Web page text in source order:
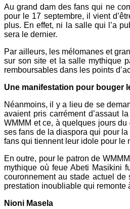
Au grand dam des fans qui ne
pour le 17 septembre, il vient
plus. En effet, ni la salle qui l’a
sera le dernier.
Par ailleurs, les mélomanes et
sur son site et la salle mythique
remboursables dans les points
Une manifestation pour bouger
Néanmoins, il y a lieu de se
avaient pris carrément d’assaut
WMMM et ce, à quelques jours
ses fans de la diaspora qui pour
fans qui tiennent leur idole pour le
En outre, pour le patron de
mythique où feue Abeti Masikini
couronnement au stade actuel
prestation inoubliable qui remonte
Nioni Masela